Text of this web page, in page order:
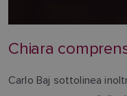
Chiara
Carlo Baj sottolinea